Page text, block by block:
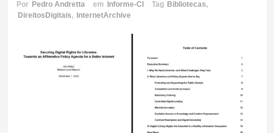
Por Pedro Andretta em Informe-CI Tag Bibliotecas,
DireitosDigitais, InternetArchive